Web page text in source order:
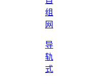
组
网
导
轨
式